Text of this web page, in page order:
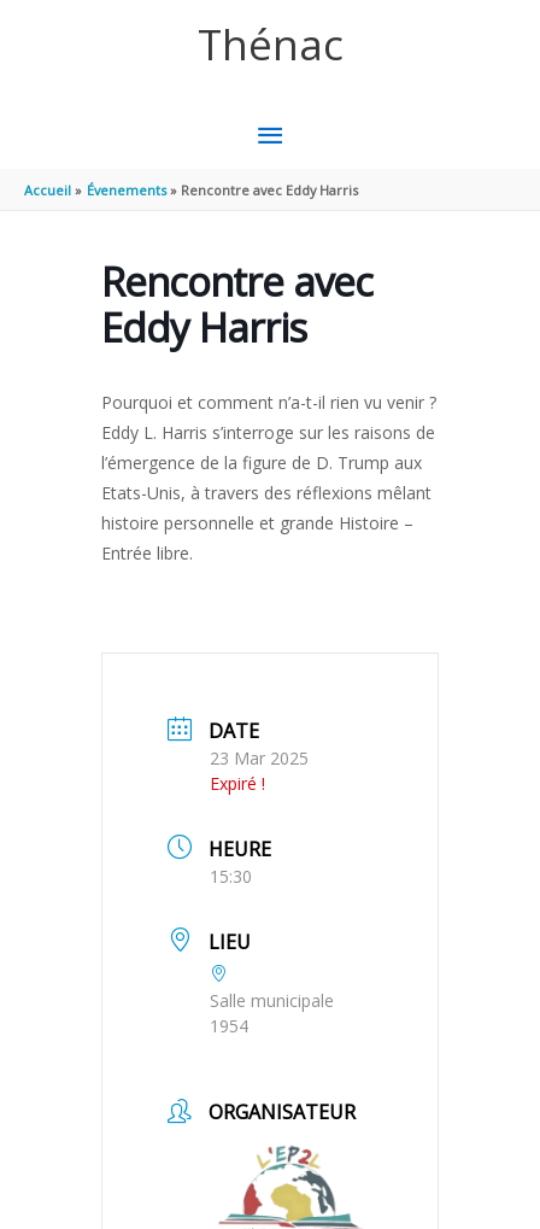
Thénac
MENU
PRINCIPAL
Accueil Évenements Rencontre avec Eddy Harris
Rencontre avec
Eddy Harris
Pourquoi et comment n’a-t-il rien vu venir ?
Eddy L. Harris s’interroge sur les raisons de
l’émergence de la figure de D. Trump aux
Etats-Unis, à travers des réflexions mêlant
histoire personnelle et grande Histoire –
Entrée libre.
DATE
23 Mar 2025
Expiré !
HEURE
15:30
LIEU
Salle municipale
1954
ORGANISATEUR